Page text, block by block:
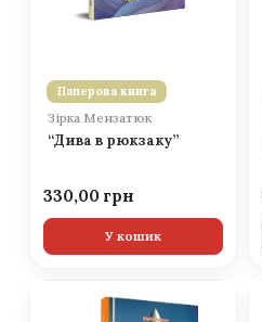
Паперова книга
Зірка Мензатюк
“Дива в рюкзаку”
330,00
У кошик